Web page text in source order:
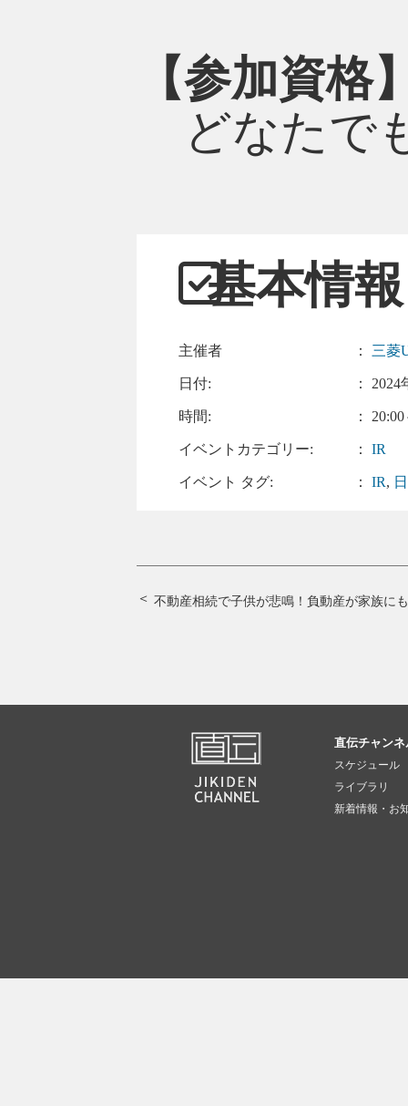
【参加資格
どなたで
基本情報
主催者 ： 三菱
日付: ： 2024
時間: ：
イベントカテゴリー: ：IR
イベント タグ: ：IR,
不動産相続で子供が悲鳴！負動産が家族に
直伝チャン
スケジュール
ライブラリ
新着情報・お